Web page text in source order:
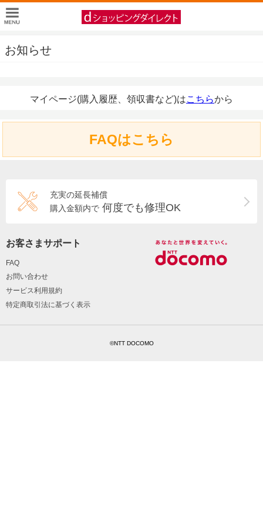
お知らせ
マイページ(購入履歴、領収書など)はこちらから
FAQはこちら
充実の延長補償
購入金額内で 何度でも修理OK
お客さまサポート
FAQ
お問い合わせ
サービス利用規約
特定商取引法に基づく表示
©NTT DOCOMO